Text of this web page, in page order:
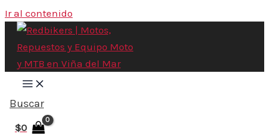
Ir al contenido
Buscar
$0